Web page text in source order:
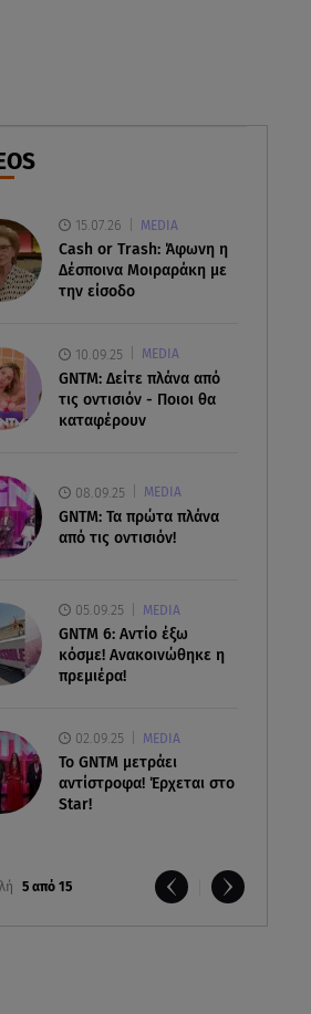
σορός σε σπηλιά -
από το σημείο
, 13:11
- Η πρώτη ανάγνωση
στο θέατρο Άβατον
15.07.26 MEDIA
Cash or Trash: Άφωνη η
Δέσποινα Μοιραράκη με
την είσοδο
10.09.25 MEDIA
GNTM: Δείτε πλάνα από
τις οντισιόν - Ποιοι θα
καταφέρουν
08.09.25 MEDIA
GNTM: Τα πρώτα πλάνα
από τις οντισιόν!
05.09.25 MEDIA
GNTM 6: Αντίο έξω
κόσμε! Ανακοινώθηκε η
πρεμιέρα!
02.09.25 MEDIA
Το GNTM μετράει
αντίστροφα! Έρχεται στο
Star!
5 από 15